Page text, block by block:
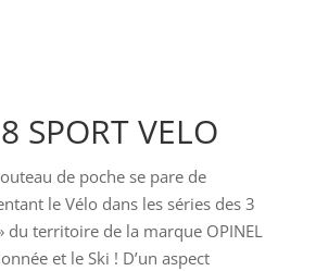
SPORT VELO
de poche se pare de
le Vélo dans les séries des 3
du territoire de la marque OPINEL
et le Ski ! D’un aspect